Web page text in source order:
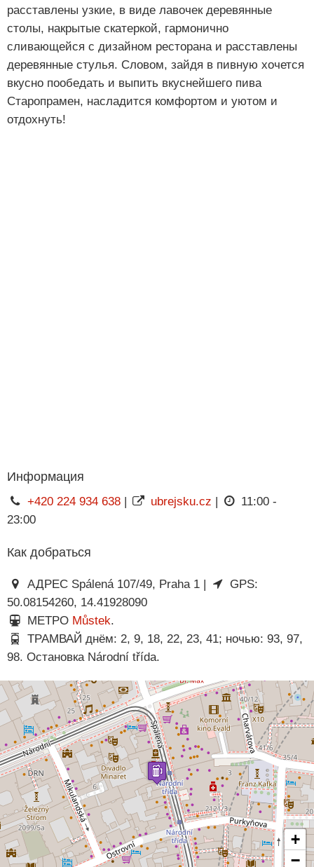
расставлены узкие, в виде лавочек деревянные
столы, накрытые скатеркой, гармонично
сливающейся с дизайном ресторана и расставлены
деревянные стулья. Словом, зайдя в пивную хочется
вкусно пообедать и выпить вкуснейшего пива
Старопрамен, насладится комфортом и уютом и
отдохнуть!
Информация
+420 224 934 638| ubrejsku.cz
11:00 -
23:00
Как добраться
АДРЕС Spálená 107/49, Praha 1 |
GPS:
50.08154260, 14.41928090
МЕТРО Můstek.
ТРАМВАЙ днём: 2, 9, 18, 22, 23, 41; ночью: 93, 97,
98. Остановка Národní třída.
+
−